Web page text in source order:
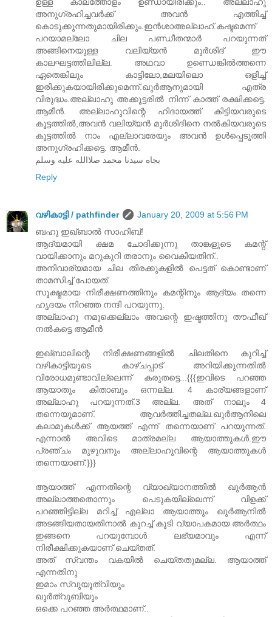
അനുഗ്രഹിച്ചവര്‍ക്ക് അവന്‍ എത്തിച്ച്
കൊടുക്കുന്നതുമായിരിക്കും.ഇന്‍ശാ‍അല്ലാഹ്.കഷ്ടമെന്ന്
പറയാമല്ലോ ചില പണ്ഡീതന്മാര്‍ പറയുന്നത്
അങ്ങിനെയുള്ള വലിയ്യന്‍ മുര്‍ശിദ് ഈ
കാലഘട്ടത്തിലില്ല. അഥവാ ഉണ്ഡെങ്കില്‍ത്തന്നെ
ഏതെങ്കിലും കാട്ടിലോ,മലയിലൊ ഒളിച്ച്
ഇരിക്കുകയായിരിക്കുമെന്ന്.ഖുര്‍ആനുമായി എത്ര
വിരുദ്ധം.അല്ലാ‍ഹു അക്കൂട്ടരില്‍ നിന്ന് കാത്ത് രക്ഷിക്കട്ടെ.
ആമീന്‍. അല്ലാഹുവിന്റെ ഹിദായത്ത് കിട്ടിയവരുടെ
കൂട്ടത്തില്‍,അവന്‍ വലിയ്യന്‍ മുര്‍ശിദിനെ നല്‍കിയവരുടെ
കൂട്ടത്തില്‍ നാം എല്ലാവരേയും അവന്‍ ഉള്‍പ്പെടൂത്തി
അനുഗ്രഹിക്കട്ടെ. ആമീന്‍.
بجاه سيدنا محمد صلاالله عليه وسلم
Reply
വഴികാട്ടി / pathfinder
January 20, 2009 at 5:56 PM
ബഹു ഇഖ്ബാൽ സാഹിബ്‌!
ആദ്യമായി ക്ഷമ ചോദിക്കുന്നു താങ്കളുടെ കമന്റ്‌
വായിക്കാനും മറുകുറി തരാനും വൈകിയതിന്‌..
അനിവാര്യമായ ചില തിരക്കുകളിൽ പെട്ടത്‌ കൊണ്ടാണ്‌
താമസിച്ച്‌ പോയത്‌.
സൂക്ഷ്മമായ നിരീക്ഷണത്തിനും കമന്റിനും ആദ്യം തന്നെ
ഹൃദയം നിറഞ്ഞ നന്ദി പറയുന്നു.
അല്ലാഹു നമുക്കെല്ലാം അവന്റെ ഇഷ്ടത്തിനു തൗഫീഖ്‌
നൽകട്ടെ ആമീൻ
ഇഖ്ബാലിന്റെ നിരീക്ഷണങ്ങളിൽ ചിലതിനെ കുറിച്ച്‌
വഴികാട്ടിയുടെ കാഴ്ചപ്പാട്‌ അറിയിക്കുന്നതിൽ
വിരോധമുണ്ടാവില്ലെന്ന് കരുതട്ടെ...{{{ഇവിടെ പറഞ്ഞ
ആയാതും കിതാബും ഒന്നല്ല. 4 കാര്യങ്ങളാണ്
അല്ലാഹു പറയുന്നത്.3 അല്ല. അത് നാലും 4
തന്നെയുമാണ്. ആവര്‍ത്തിച്ചതല്ല.ഖുര്‍ആനിലെ
കലാമുകള്‍ക്ക് ആയത്ത് എന്ന് തന്നെയാണ് പറയുന്നത്.
എന്നാല്‍ അവിടെ മാത്രമല്ല ആയാത്തുകള്‍.ഈ
പ്രഞ്ചം മുഴുവനും അല്ലാഹുവിന്റെ ആയാത്തുകള്‍
തന്നെയാണ്.}}}
ആയാത്ത്‌ എന്നതിന്റെ വ്യാഖ്യാനത്തിൽ ഖുർആൻ
അല്ലാത്തതൊന്നും പെടുകയില്ലെന്ന് വിളക്ക്‌
പറഞ്ഞിട്ടില്ല മറിച്ച്‌ എല്ലാ ആയാത്തും ഖുർആനിൽ
അടങ്ങിയതായതിനാൽ കുറച്ച്‌ കൂടി വ്യാപകമായ അർത്ഥം
ഇങ്ങനെ പറയുമ്പോൾ ലഭ്യമാവും എന്ന്
നിരീക്ഷിക്കുകയാണ്‌ ചെയ്തത്‌.
അത്‌ സ്വന്തം വകയിൽ ചെയ്തതുമല്ല. ആയാത്ത്‌
എന്നതിനു
ഇമാം സ്വുയൂത്വിയും
ഖുർത്വുബിയും
ഒക്കെ പറഞ്ഞ അർത്ഥമാണ്‌..